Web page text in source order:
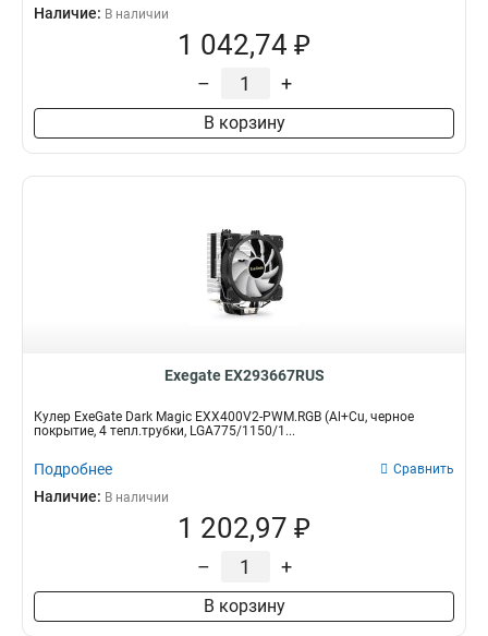
Наличие: В наличии
1 042,74 ₽
– +
В корзину
Exegate EX293667RUS
Кулер ExeGate Dark Magic EXX400V2-PWM.RGB (Al+Cu, черное
покрытие, 4 тепл.трубки, LGA775/1150/1...
Подробнее Сравнить
Наличие: В наличии
1 202,97 ₽
– +
В корзину